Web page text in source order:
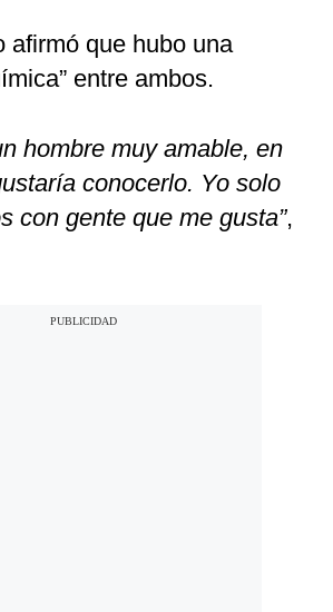
afirmó que hubo una
entre ambos.
hombre muy amable, en
conocerlo. Yo solo
con gente que me gusta”,